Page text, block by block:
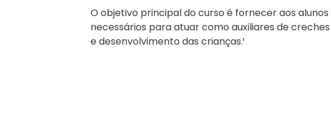
O objetivo principal do curso é fornecer aos
necessários para atuar como auxiliares de
e desenvolvimento das crianças.¹